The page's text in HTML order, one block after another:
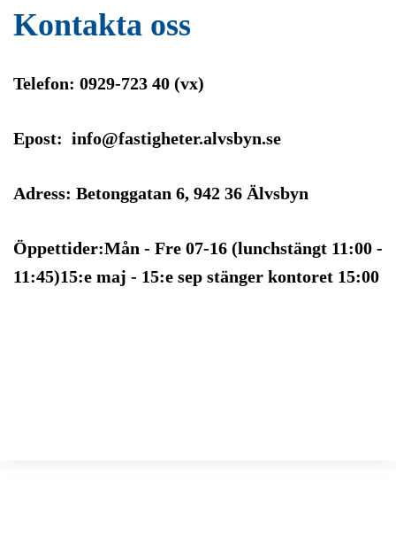
Kontakta oss
Telefon: 0929-723 40 (vx)
Epost: info@fastigheter.alvsbyn.se
Adress: Betonggatan 6, 942 36 Älvsbyn
Öppettider:Mån - Fre 07-16 (lunchstängt 11:00 -
11:45)15:e maj - 15:e sep stänger kontoret 15:00